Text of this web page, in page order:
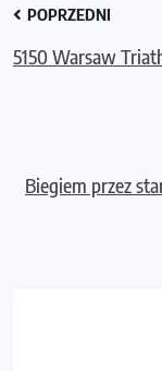
POPRZEDNI
5150 Warsaw
Biegiem przez